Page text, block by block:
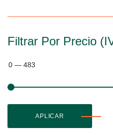
Filtrar Por Precio
0 — 483
APLICAR